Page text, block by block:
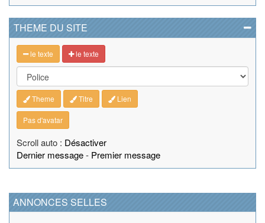
THEME DU SITE
le texte le texte
Theme Titre Lien
Pas d'avatar
Scroll auto : Désactiver
Dernier message- Premier message
ANNONCES SELLES